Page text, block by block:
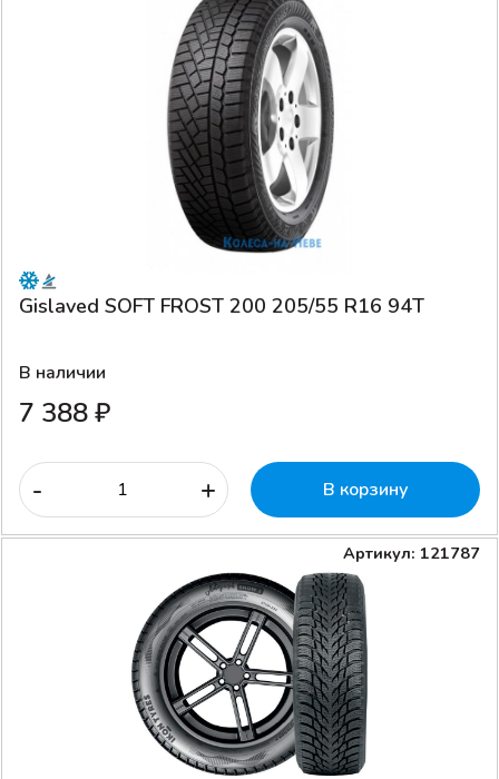
Gislaved SOFT FROST 200 205/55 R16 94T
В наличии
7 388 ₽
- + В корзину
Артикул: 121787